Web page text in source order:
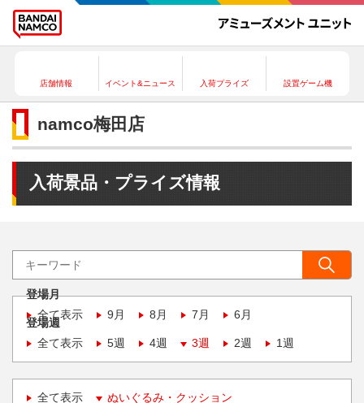
店舗情報 イベント&ニュース 入荷プライズ 設置ゲーム機
namco梅田店
入荷景品・プライズ情報
登場月
全て表示
9月 8月 7月 6月
登場週
全て表示
5週 4週 3週 2週 1週
全て表示 ぬいぐるみ・クッション